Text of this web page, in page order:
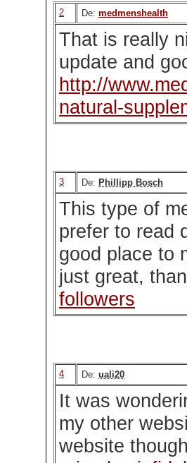
2 De: medmenshealth
That is really
update and
http://
natural-
3 De: Phillipp Bosch
This type of
prefer to read
good place to
just great,
followers
4 De: uali20
It was
my other
website